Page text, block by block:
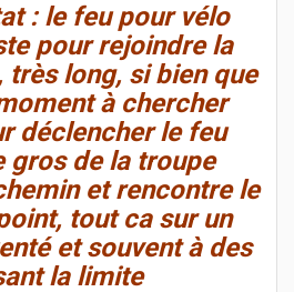
: le feu pour vélo
pour rejoindre la
très long, si bien que
à chercher
déclencher le feu
gros de la troupe
et rencontre le
tout ca sur un
et souvent à des
la limite